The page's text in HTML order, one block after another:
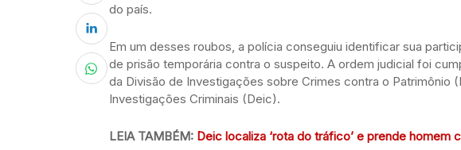
do país.
Em um desses roubos, a polícia conseguiu identificar sua
de prisão temporária contra o suspeito. A ordem judicial foi
da Divisão de Investigações sobre Crimes contra o Patrimônio
Investigações Criminais (Deic).
LEIA TAMBÉM: Deic localiza ‘rota do tráfico’ e prende homem